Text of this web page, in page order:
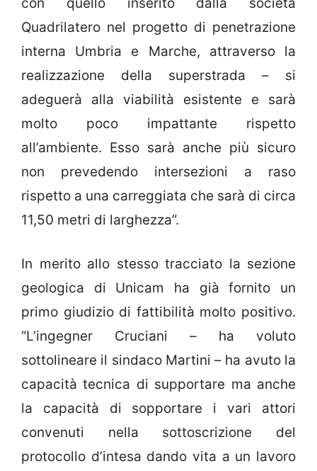
Quadrilatero nel progetto di penetrazione
interna Umbria e Marche, attraverso la
realizzazione della superstrada – si
adeguerà alla viabilità esistente e sarà
molto poco impattante rispetto
all’ambiente. Esso sarà anche più sicuro
non prevedendo intersezioni a raso
rispetto a una carreggiata che sarà di circa
11,50 metri di larghezza”.
In merito allo stesso tracciato la sezione
geologica di Unicam ha già fornito un
primo giudizio di fattibilità molto positivo.
“L’ingegner Cruciani – ha voluto
sottolineare il sindaco Martini – ha avuto la
capacità tecnica di supportare ma anche
la capacità di sopportare i vari attori
convenuti nella sottoscrizione del
protocollo d’intesa dando vita a un lavoro